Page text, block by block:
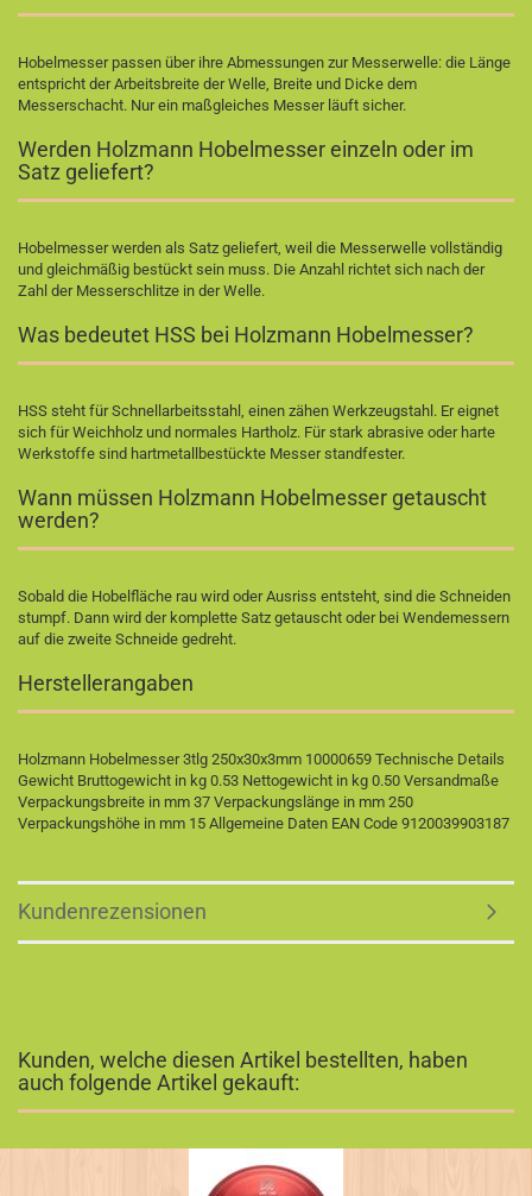
Hobelmesser passen über ihre Abmessungen zur Messerwelle: die Länge
entspricht der Arbeitsbreite der Welle, Breite und Dicke dem
Messerschacht. Nur ein maßgleiches Messer läuft sicher.
Werden Holzmann Hobelmesser einzeln oder im
Satz geliefert?
Hobelmesser werden als Satz geliefert, weil die Messerwelle vollständig
und gleichmäßig bestückt sein muss. Die Anzahl richtet sich nach der
Zahl der Messerschlitze in der Welle.
Was bedeutet HSS bei Holzmann Hobelmesser?
HSS steht für Schnellarbeitsstahl, einen zähen Werkzeugstahl. Er eignet
sich für Weichholz und normales Hartholz. Für stark abrasive oder harte
Werkstoffe sind hartmetallbestückte Messer standfester.
Wann müssen Holzmann Hobelmesser getauscht
werden?
Sobald die Hobelfläche rau wird oder Ausriss entsteht, sind die Schneiden
stumpf. Dann wird der komplette Satz getauscht oder bei Wendemessern
auf die zweite Schneide gedreht.
Herstellerangaben
Holzmann Hobelmesser 3tlg 250x30x3mm 10000659 Technische Details
Gewicht Bruttogewicht in kg 0.53 Nettogewicht in kg 0.50 Versandmaße
Verpackungsbreite in mm 37 Verpackungslänge in mm 250
Verpackungshöhe in mm 15 Allgemeine Daten EAN Code 9120039903187
Kundenrezensionen
Kunden, welche diesen Artikel bestellten, haben
auch folgende Artikel gekauft: